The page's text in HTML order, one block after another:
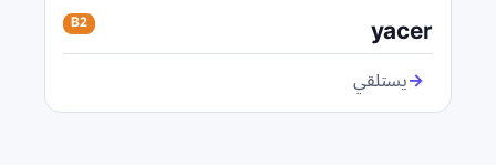
yacer
B2
→يستلقي